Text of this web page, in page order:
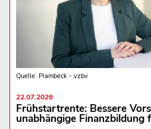
Quelle: Plambeck - vzbv
22.07.2026
Frühstartrente: Bessere
unabhängige Finanzbildung